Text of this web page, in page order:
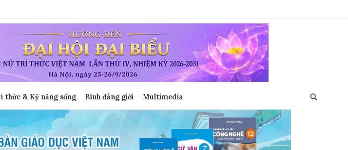
thức & Kỹ năng sống Bình đẳng giới Multimedia